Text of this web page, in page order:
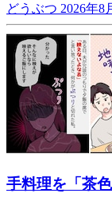
どうぶつ 2026年8
手料理を「茶